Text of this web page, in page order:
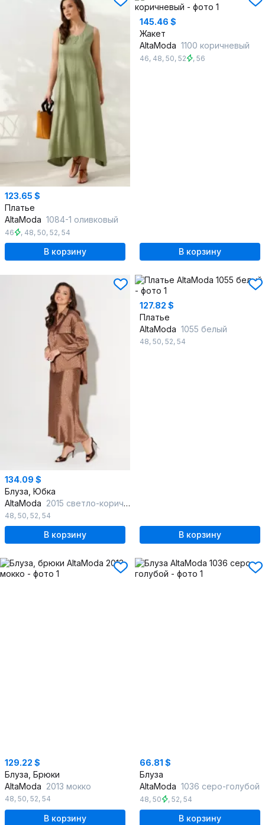
123.65 $
Платье
AltaModa 1084-1 оливковый
46 , 48, 50, 52, 54
В корзину
145.46 $
Жакет
AltaModa 1100 коричневый
46, 48, 50, 52 , 56
В корзину
134.09 $
Блуза, Юбка
AltaModa 2015 светло-коричневый
48, 50, 52, 54
В корзину
127.82 $
Платье
AltaModa 1055 белый
48, 50, 52, 54
В корзину
129.22 $
Блуза, Брюки
AltaModa 2013 мокко
48, 50, 52, 54
В корзину
66.81 $
Блуза
AltaModa 1036 серо-голубой
48, 50 , 52, 54
В корзину